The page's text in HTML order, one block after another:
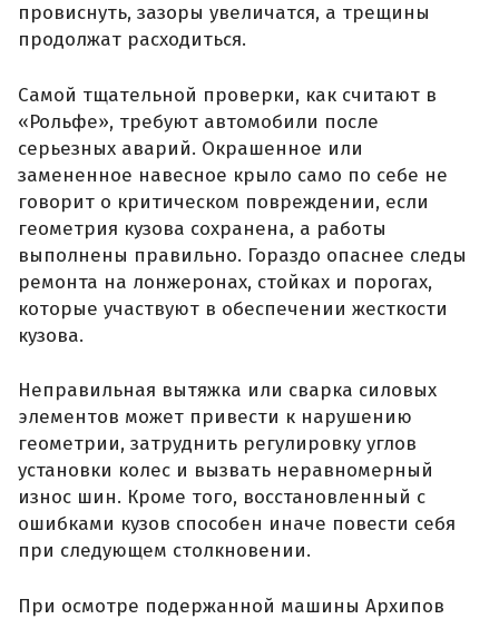
провиснуть, зазоры увеличатся, а трещины
продолжат расходиться.
Самой тщательной проверки, как считают в
«Рольфе», требуют автомобили после
серьезных аварий. Окрашенное или
замененное навесное крыло само по себе не
говорит о критическом повреждении, если
геометрия кузова сохранена, а работы
выполнены правильно. Гораздо опаснее следы
ремонта на лонжеронах, стойках и порогах,
которые участвуют в обеспечении жесткости
кузова.
Неправильная вытяжка или сварка силовых
элементов может привести к нарушению
геометрии, затруднить регулировку углов
установки колес и вызвать неравномерный
износ шин. Кроме того, восстановленный с
ошибками кузов способен иначе повести себя
при следующем столкновении.
При осмотре подержанной машины Архипов